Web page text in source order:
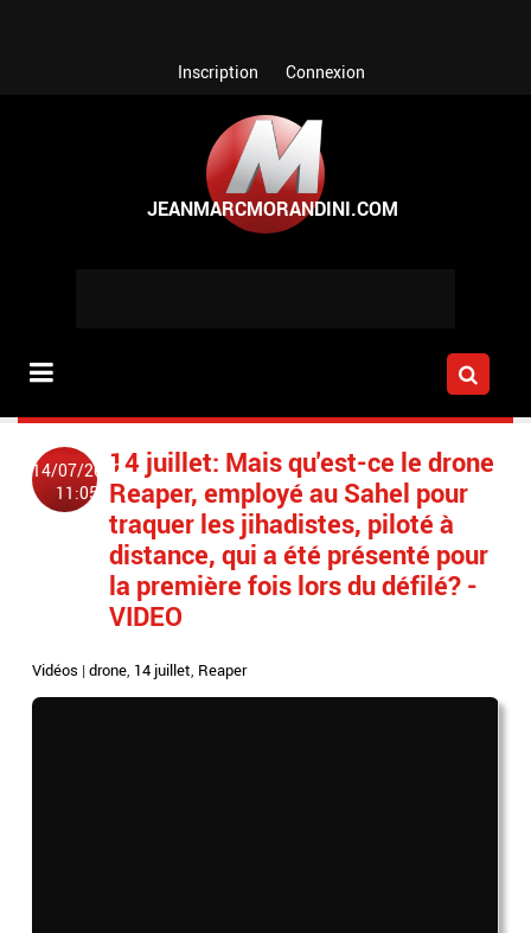
Inscription Connexion
14/07/2022
11:05
14 juillet: Mais qu'est-ce le drone
Reaper, employé au Sahel pour
traquer les jihadistes, piloté à
distance, qui a été présenté pour
la première fois lors du défilé? -
VIDEO
Vidéos |drone, 14 juillet, Reaper